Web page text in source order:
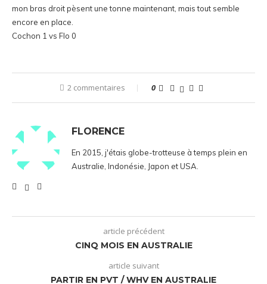
mon bras droit pèsent une tonne maintenant, mais tout semble
encore en place.
Cochon 1 vs Flo 0
2 commentaires 0
FLORENCE
En 2015, j'étais globe-trotteuse à temps plein en
Australie, Indonésie, Japon et USA.
article précédent
CINQ MOIS EN AUSTRALIE
article suivant
PARTIR EN PVT / WHV EN AUSTRALIE